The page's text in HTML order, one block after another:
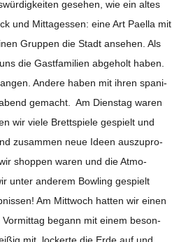
gese­hen, wie ein altes
und Mit­tag­essen: eine Art Paella mit
Grup­pen die Stadt anse­hen. Als
die Gast­fa­mi­lien abge­holt haben.
Andere haben mit ihren spa­ni­
gemacht. Am Diens­tag waren
wir viele Brett­spiele gespielt und
zusam­men neue Ideen aus­zu­pro­
shop­pen waren und die Atmo­
unter ande­rem Bow­ling gespielt
Am Mitt­woch hat­ten wir einen
begann mit einem beson­
mit, lockerte die Erde auf und